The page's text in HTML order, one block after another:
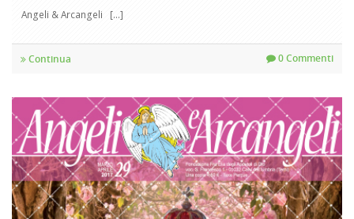
Angeli & Arcangeli [...]
Continua 0 Commenti